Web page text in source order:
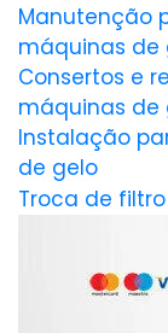
Manutenção
máquinas de
Consertos e
máquinas de
Instalação
de gelo
Troca de